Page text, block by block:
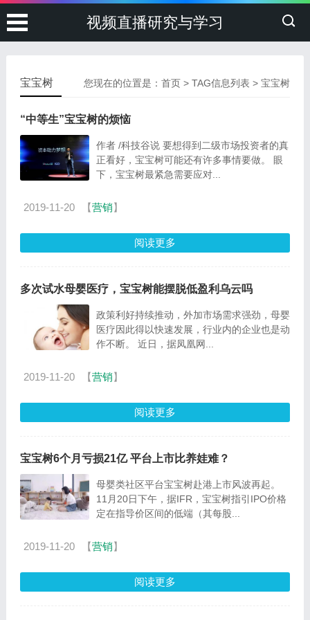
视频直播研究与学习
您现在的位置是：首页 > TAG信息列表 > 宝宝树
宝宝树
“中等生”宝宝树的烦恼
作者 /科技谷说 要想得到二级市场投资者的真
正看好，宝宝树可能还有许多事情要做。 眼
下，宝宝树最紧急需要应对...
2019-11-20 【营销】
阅读更多
多次试水母婴医疗，宝宝树能摆脱低盈利乌云吗
政策利好持续推动，外加市场需求强劲，母婴
医疗因此得以快速发展，行业内的企业也是动
作不断。 近日，据凤凰网...
2019-11-20 【营销】
阅读更多
宝宝树6个月亏损21亿 平台上市比养娃难？
母婴类社区平台宝宝树赴港上市风波再起。
11月20日下午，据IFR，宝宝树指引IPO价格
定在指导价区间的低端（其每股...
2019-11-20 【营销】
阅读更多